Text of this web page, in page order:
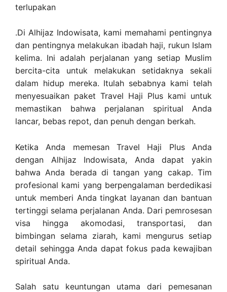
terlupakan
.Di Alhijaz Indowisata, kami memahami pentingnya
dan pentingnya melakukan ibadah haji, rukun Islam
kelima. Ini adalah perjalanan yang setiap Muslim
bercita-cita untuk melakukan setidaknya sekali
dalam hidup mereka. Itulah sebabnya kami telah
menyesuaikan paket Travel Haji Plus kami untuk
memastikan bahwa perjalanan spiritual Anda
lancar, bebas repot, dan penuh dengan berkah.
Ketika Anda memesan Travel Haji Plus Anda
dengan Alhijaz Indowisata, Anda dapat yakin
bahwa Anda berada di tangan yang cakap. Tim
profesional kami yang berpengalaman berdedikasi
untuk memberi Anda tingkat layanan dan bantuan
tertinggi selama perjalanan Anda. Dari pemrosesan
visa hingga akomodasi, transportasi, dan
bimbingan selama ziarah, kami mengurus setiap
detail sehingga Anda dapat fokus pada kewajiban
spiritual Anda.
Salah satu keuntungan utama dari pemesanan